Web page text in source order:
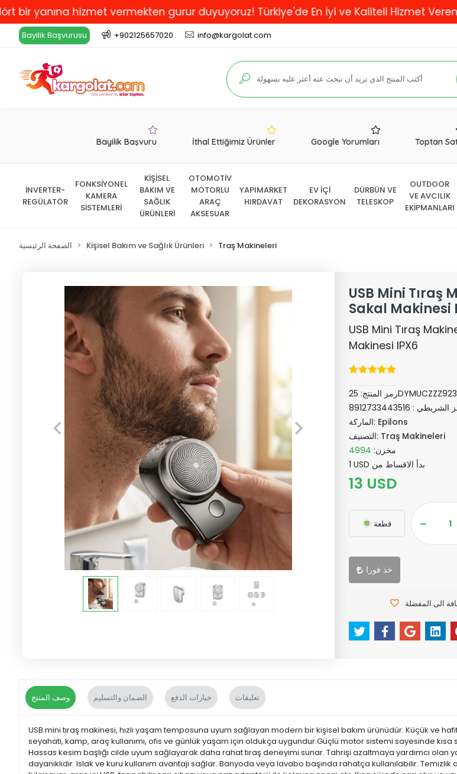
hizmet vermekten gurur duyuyoruz! Türkiye'de En İyi ve Kaliteli Hizmet Veren XML
Bayilik Başvurusu +902125657020 info@kargolat.com
Bayilik Başvuru İthal Ettiğimiz Ürünler Google Yorumları Toptan
İNVERTER-
REGÜLATÖR
FONKSİYONEL
KAMERA
SİSTEMLERİ
KİŞİSEL
BAKIM VE
SAĞLIK
ÜRÜNLERİ
OTOMOTİV
MOTORLU
ARAÇ
AKSESUAR
YAPIMARKET
HIRDAVAT
EV İÇİ
DEKORASYON
DÜRBÜN VE
TELESKOP
OUTDOOR
VE AVCILIK
EKİPMANLARI
الصفحة الرئيسية Kişisel Bakım ve Sağlık Ürünleri Traş Makineleri
USB Mini Tıraş
Sakal Makinesi
USB Mini Tıraş
Makinesi IPX6
رمز المنتج:
الشريطي : 8912733443516
الماركة: Epilons
التصنيف: Traş Makineleri
مخزن: 4994
1 USD بدأ الاقساط من
13 USD
قطعة
خذ فورا
الى المفضلة
وصف المنتج الضمان والتسليم خيارات الدفع تعليقات
USB mini tıraş makinesi, hızlı yaşam temposuna uyum sağlayan modern bir kişisel bakım ürünüdür. Küçük ve
seyahati, kamp, araç kullanımı, ofis ve günlük yaşam için oldukça uygundur.Güçlü motor sistemi sayesinde
Hassas kesim başlığı cilde uyum sağlayarak daha rahat tıraş deneyimi sunar. Tahrişi azaltmaya yardımcı olan
dayanıklıdır. Islak ve kuru kullanım avantajı sağlar. Banyoda veya lavabo başında rahatça kullanılabilir.